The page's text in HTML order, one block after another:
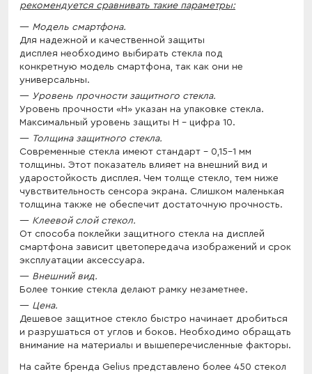
рекомендуется сравнивать такие параметры:
Модель смартфона.
Для надежной и качественной защиты
дисплея необходимо выбирать стекла под
конкретную модель смартфона, так как они не
универсальны.
Уровень прочности защитного стекла.
Уровень прочности «Н» указан на упаковке стекла.
Максимальный уровень защиты Н – цифра 10.
Толщина защитного стекла.
Современные стекла имеют стандарт – 0,15-1 мм
толщины. Этот показатель влияет на внешний вид и
ударостойкость дисплея. Чем толще стекло, тем ниже
чувствительность сенсора экрана. Слишком маленькая
толщина также не обеспечит достаточную прочность.
Клеевой слой стекол.
От способа поклейки защитного стекла на дисплей
смартфона зависит цветопередача изображений и срок
эксплуатации аксессуара.
Внешний вид.
Более тонкие стекла делают рамку незаметнее.
Цена.
Дешевое защитное стекло быстро начинает дробиться
и разрушаться от углов и боков. Необходимо обращать
внимание на материалы и вышеперечисленные факторы.
На сайте бренда Gelius представлено более 450 стекол